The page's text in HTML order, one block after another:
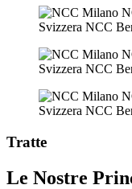
Tratte
Le Nostre